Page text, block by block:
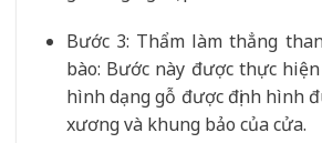
Bước 3: Thẩm làm thẳng
bào: Bước này được thực
hình dạng gỗ được định hình
xương và khung bảo của cửa.